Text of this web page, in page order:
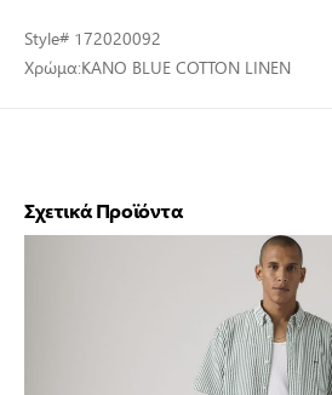
Style# 172020092
Χρώμα:KANO BLUE COTTON LINEN
Σχετικά Προϊόντα